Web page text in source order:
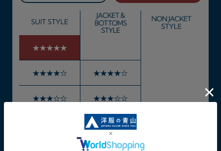
★★★★★
★★★★☆ ★★★★☆
★★★☆☆ ★★★☆☆
★★☆☆☆